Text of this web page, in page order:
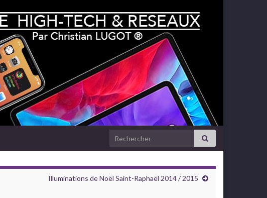
Search for:
Illuminations de Noël Saint-Raphaël 2014 / 2015